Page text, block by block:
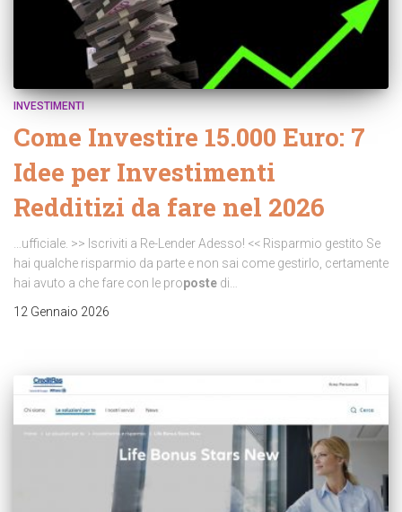
INVESTIMENTI
Come Investire 15.000 Euro: 7
Idee per Investimenti
Redditizi da fare nel 2026
…ufficiale. >> Iscriviti a Re-Lender Adesso! << Risparmio gestito Se
hai qualche risparmio da parte e non sai come gestirlo, certamente
hai avuto a che fare con le proposte di…
12 Gennaio 2026